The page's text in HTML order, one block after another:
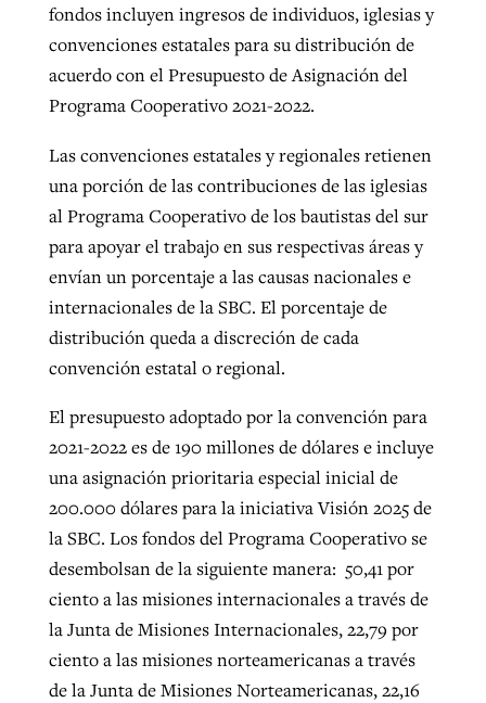
fondos incluyen ingresos de individuos, iglesias y
convenciones estatales para su distribución de
acuerdo con el Presupuesto de Asignación del
Programa Cooperativo 2021-2022.
Las convenciones estatales y regionales retienen
una porción de las contribuciones de las iglesias
al Programa Cooperativo de los bautistas del sur
para apoyar el trabajo en sus respectivas áreas y
envían un porcentaje a las causas nacionales e
internacionales de la SBC. El porcentaje de
distribución queda a discreción de cada
convención estatal o regional.
El presupuesto adoptado por la convención para
2021-2022 es de 190 millones de dólares e incluye
una asignación prioritaria especial inicial de
200.000 dólares para la iniciativa Visión 2025 de
la SBC. Los fondos del Programa Cooperativo se
desembolsan de la siguiente manera: 50,41 por
ciento a las misiones internacionales a través de
la Junta de Misiones Internacionales, 22,79 por
ciento a las misiones norteamericanas a través
de la Junta de Misiones Norteamericanas, 22,16